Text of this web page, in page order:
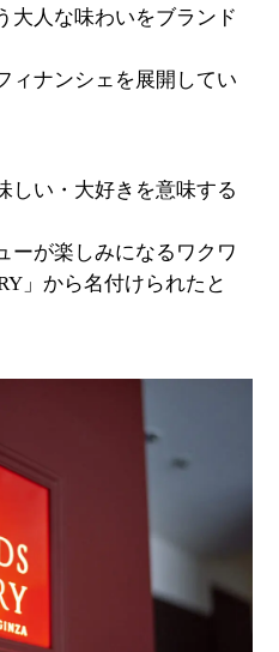
大人な味わいをブランド
ィナンシェを展開してい
しい・大好きを意味する
ーが楽しみになるワクワ
」から名付けられたと